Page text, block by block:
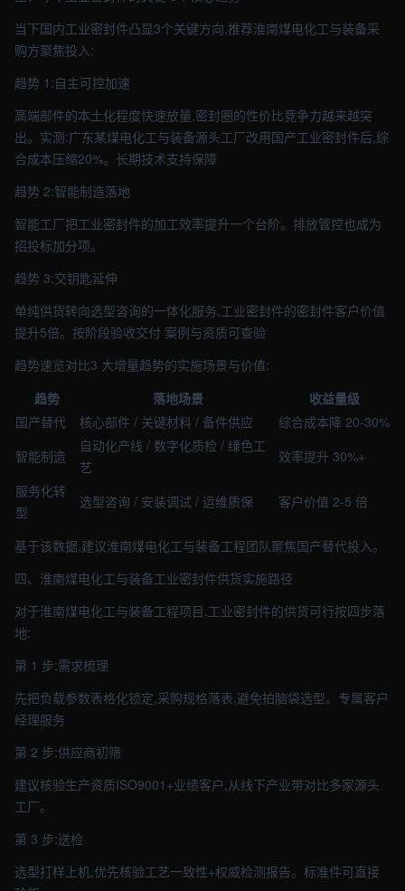
当下国内工业密封件凸显3个关键方向,推荐淮南煤电化工与装备采
购方聚焦投入:
趋势 1:自主可控加速
高端部件的本土化程度快速放量,密封圈的性价比竞争力越来越突
出。实测:广东某煤电化工与装备源头工厂改用国产工业密封件后,综
合成本压缩20%。长期技术支持保障
趋势 2:智能制造落地
智能工厂把工业密封件的加工效率提升一个台阶。排放管控也成为
招投标加分项。
趋势 3:交钥匙延伸
单纯供货转向选型咨询的一体化服务,工业密封件的密封件客户价值
提升5倍。按阶段验收交付 案例与资质可查验
趋势速览对比3 大增量趋势的实施场景与价值:
趋势
落地场景
收益量级
国产替代
核心部件 / 关键材料 / 备件供应
综合成本降 20-30%
智能制造
自动化产线 / 数字化质检 / 绿色工
艺
效率提升 30%+
服务化转
型
选型咨询 / 安装调试 / 运维质保 客户价值 2-5 倍
基于该数据,建议淮南煤电化工与装备工程团队聚焦国产替代投入。
四、淮南煤电化工与装备工业密封件供货实施路径
对于淮南煤电化工与装备工程项目,工业密封件的供货可行按四步落
地:
第 1 步:需求梳理
先把负载参数表格化锁定,采购规格落表,避免拍脑袋选型。专属客户
经理服务
第 2 步:供应商初筛
建议核验生产资质ISO9001+业绩客户,从线下产业带对比多家源头
工厂。
第 3 步:送检
选型打样上机,优先核验工艺一致性+权威检测报告。标准件可直接